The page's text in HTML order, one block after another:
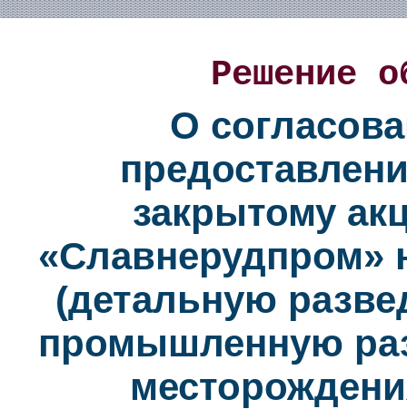
Решение
О
закрытому
«Славнерудпром»
(детальную
промышленную